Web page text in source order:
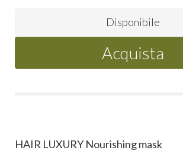
Disponibile
Acquista
HAIR LUXURY Nourishing mask